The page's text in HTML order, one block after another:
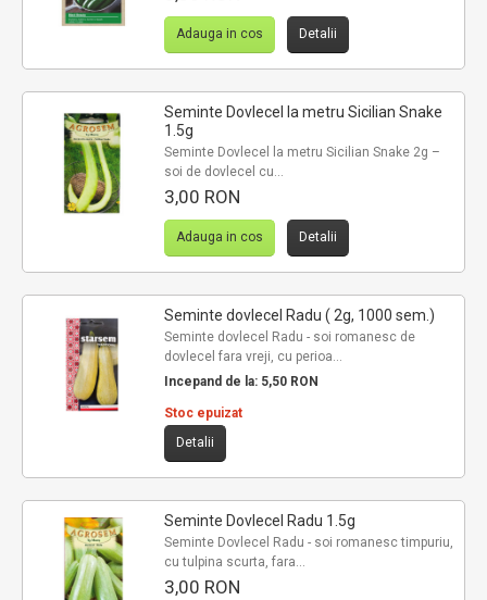
Adauga in cos Detalii
Seminte Dovlecel la metru Sicilian Snake
1.5g
Seminte Dovlecel la metru Sicilian Snake 2g –
soi de dovlecel cu...
3,00 RON
Adauga in cos Detalii
Seminte dovlecel Radu ( 2g, 1000 sem.)
Seminte dovlecel Radu - soi romanesc de
dovlecel fara vreji, cu perioa...
Incepand de la: 5,50 RON
Stoc epuizat
Detalii
Seminte Dovlecel Radu 1.5g
Seminte Dovlecel Radu - soi romanesc timpuriu,
cu tulpina scurta, fara...
3,00 RON